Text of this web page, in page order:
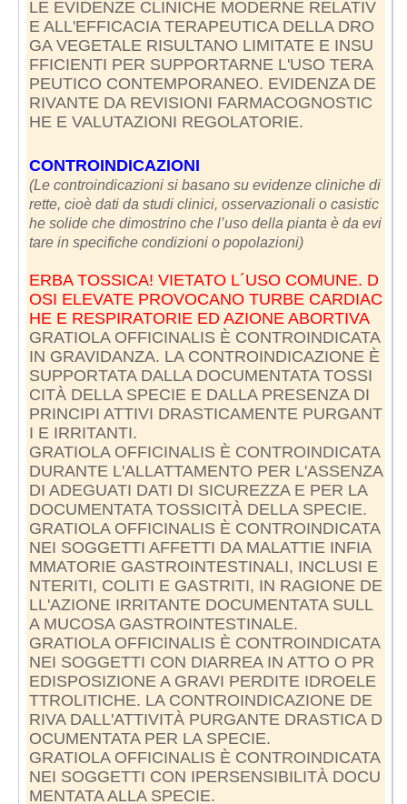
LE EVIDENZE CLINICHE MODERNE RELATIV
E ALL'EFFICACIA TERAPEUTICA DELLA DRO
GA VEGETALE RISULTANO LIMITATE E INSU
FFICIENTI PER SUPPORTARNE L'USO TERA
PEUTICO CONTEMPORANEO. EVIDENZA DE
RIVANTE DA REVISIONI FARMACOGNOSTIC
HE E VALUTAZIONI REGOLATORIE.
CONTROINDICAZIONI
(Le controindicazioni si basano su evidenze cliniche di
rette, cioè dati da studi clinici, osservazionali o casistic
he solide che dimostrino che l’uso della pianta è da evi
tare in specifiche condizioni o popolazioni)
ERBA TOSSICA! VIETATO L´USO COMUNE. D
OSI ELEVATE PROVOCANO TURBE CARDIAC
HE E RESPIRATORIE ED AZIONE ABORTIVA
GRATIOLA OFFICINALIS È CONTROINDICATA
IN GRAVIDANZA. LA CONTROINDICAZIONE È
SUPPORTATA DALLA DOCUMENTATA TOSSI
CITÀ DELLA SPECIE E DALLA PRESENZA DI
PRINCIPI ATTIVI DRASTICAMENTE PURGANT
I E IRRITANTI.
GRATIOLA OFFICINALIS È CONTROINDICATA
DURANTE L'ALLATTAMENTO PER L'ASSENZA
DI ADEGUATI DATI DI SICUREZZA E PER LA
DOCUMENTATA TOSSICITÀ DELLA SPECIE.
GRATIOLA OFFICINALIS È CONTROINDICATA
NEI SOGGETTI AFFETTI DA MALATTIE INFIA
MMATORIE GASTROINTESTINALI, INCLUSI E
NTERITI, COLITI E GASTRITI, IN RAGIONE DE
LL'AZIONE IRRITANTE DOCUMENTATA SULL
A MUCOSA GASTROINTESTINALE.
GRATIOLA OFFICINALIS È CONTROINDICATA
NEI SOGGETTI CON DIARREA IN ATTO O PR
EDISPOSIZIONE A GRAVI PERDITE IDROELE
TTROLITICHE. LA CONTROINDICAZIONE DE
RIVA DALL'ATTIVITÀ PURGANTE DRASTICA D
OCUMENTATA PER LA SPECIE.
GRATIOLA OFFICINALIS È CONTROINDICATA
NEI SOGGETTI CON IPERSENSIBILITÀ DOCU
MENTATA ALLA SPECIE.